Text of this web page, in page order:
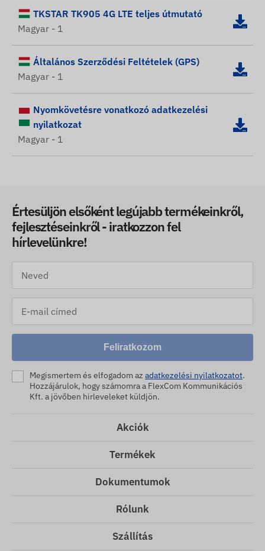
TKSTAR TK905 4G LTE teljes útmutató
Magyar - 1
Általános Szerződési Feltételek (GPS)
Magyar - 1
Nyomkövetésre vonatkozó adatkezelési
nyilatkozat
Magyar - 1
Értesüljön elsőként legújabb termékeinkről,
fejlesztéseinkről - iratkozzon fel
hírlevelünkre!
Feliratkozom
Megismertem és elfogadom az adatkezelési nyilatkozatot.
Hozzájárulok, hogy számomra a FlexCom Kommunikációs
Kft. a jövőben hirleveleket küldjön.
Akciók
Termékek
Dokumentumok
Rólunk
Szállítás